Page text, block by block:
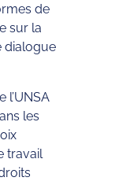
de
sur la
dialogue
l’UNSA
les
travail